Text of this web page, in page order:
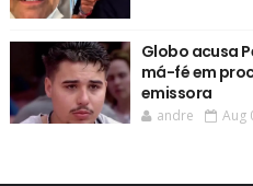
Globo acusa
má-fé em
emissora
andre Aug